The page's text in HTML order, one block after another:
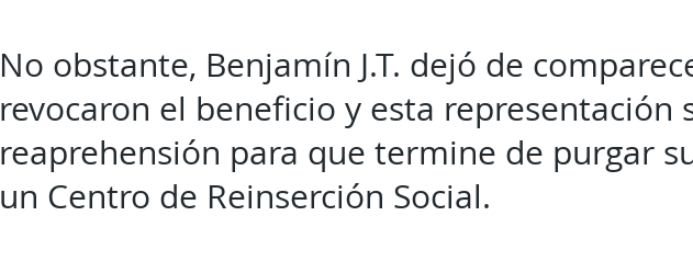
No obstante, Benjamín J.T. dejó de
revocaron el beneficio y esta representación
reaprehensión para que termine de purgar
un Centro de Reinserción Social.